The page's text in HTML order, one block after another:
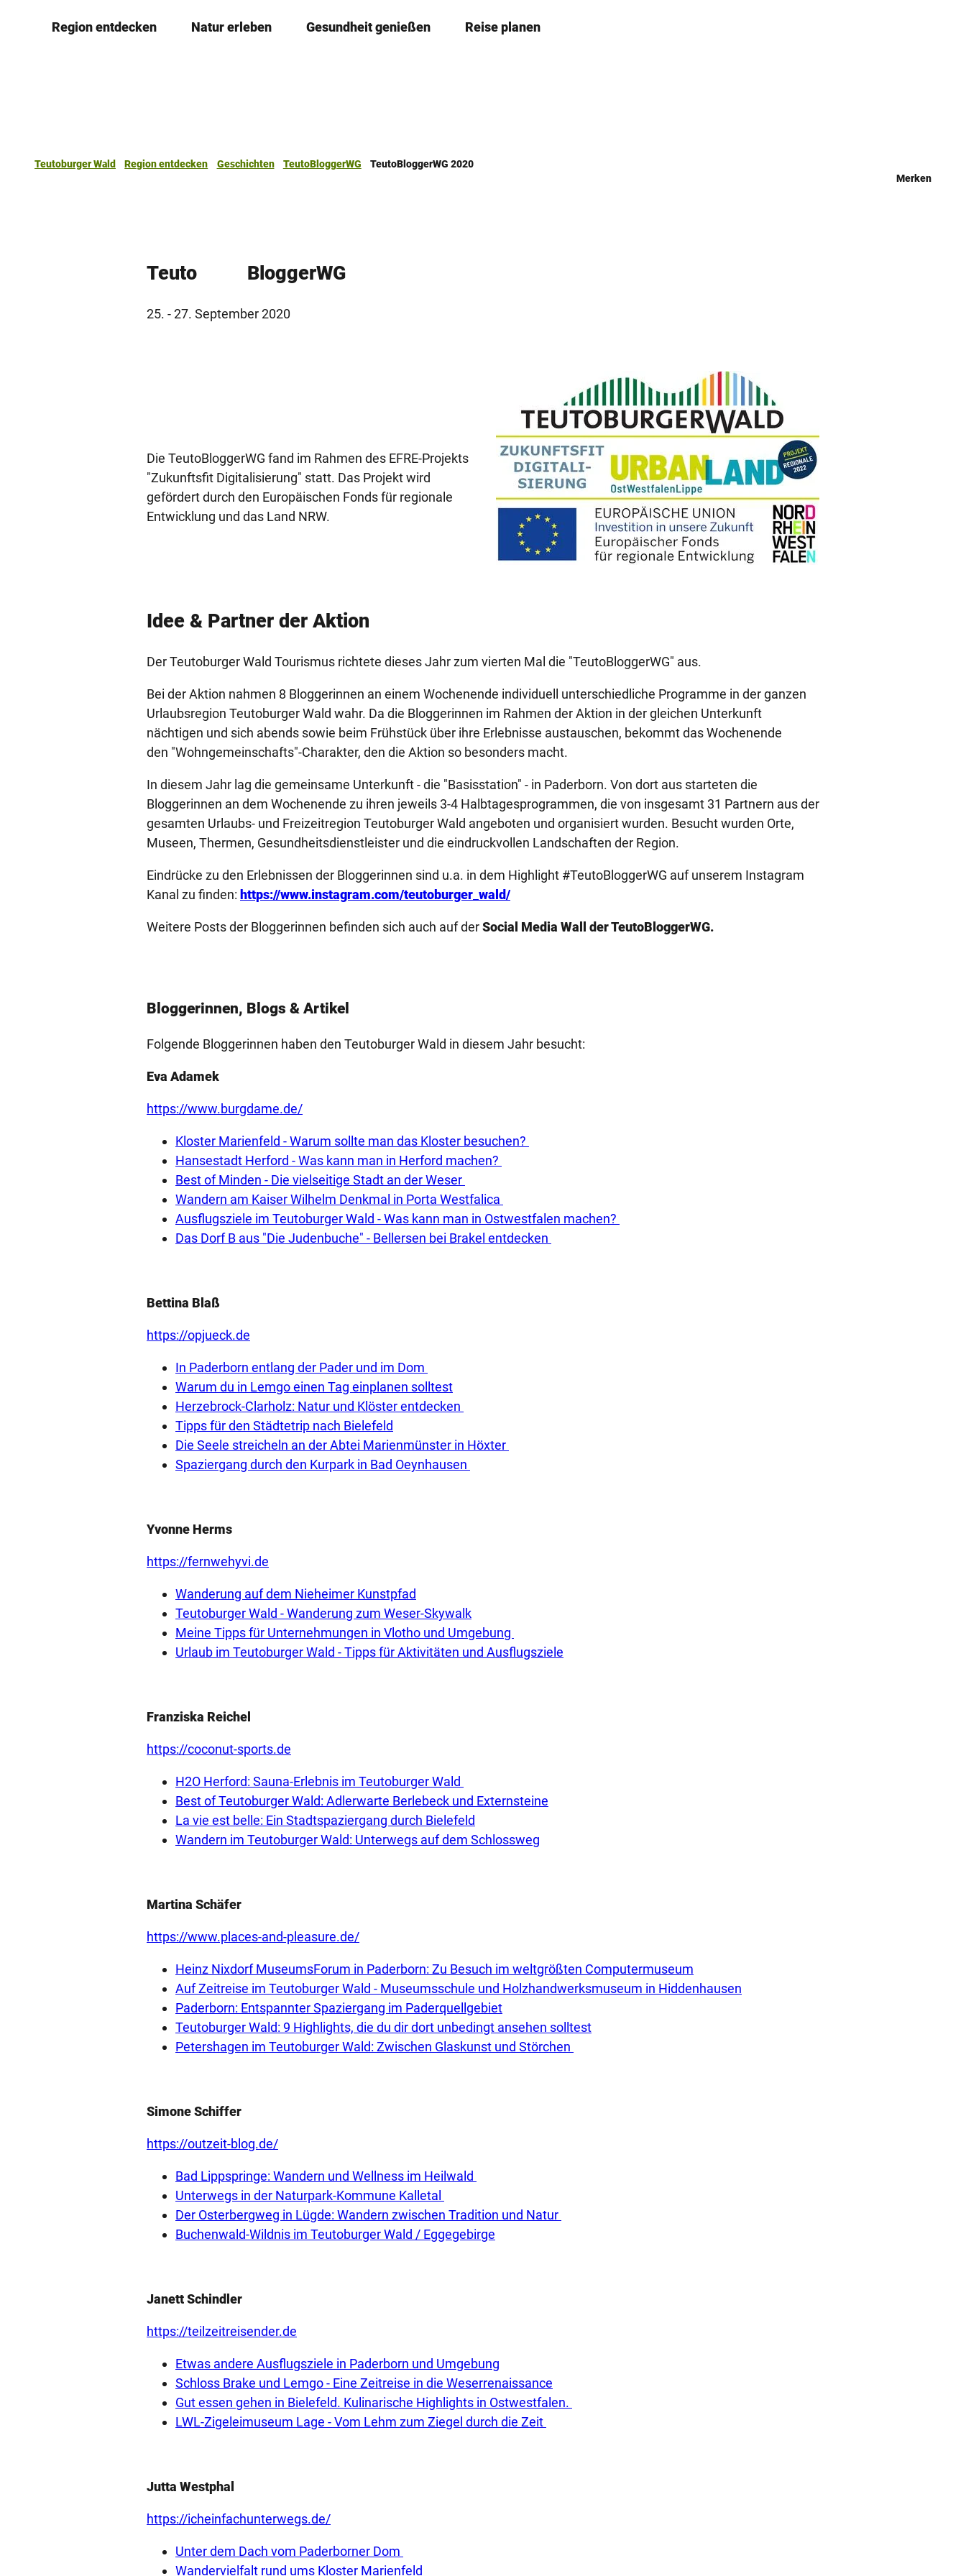
Region entdecken Natur erleben Gesundheit genießen Reise planen
Teutoburger Wald Region entdecken Geschichten TeutoBloggerWG
TeutoBloggerWG 2020
Merken
Teuto BloggerWG
25. - 27. September 2020
Die TeutoBloggerWG fand im Rahmen des EFRE-Projekts
"Zukunftsfit Digitalisierung" statt. Das Projekt wird
gefördert durch den Europäischen Fonds für regionale
Entwicklung und das Land NRW.
Idee & Partner der Aktion
Der Teutoburger Wald Tourismus richtete dieses Jahr zum vierten Mal die "TeutoBloggerWG" aus.
Bei der Aktion nahmen 8 Bloggerinnen an einem Wochenende individuell unterschiedliche Programme in der ganzen
Urlaubsregion Teutoburger Wald wahr. Da die Bloggerinnen im Rahmen der Aktion in der gleichen Unterkunft
nächtigen und sich abends sowie beim Frühstück über ihre Erlebnisse austauschen, bekommt das Wochenende
den "Wohngemeinschafts"-Charakter, den die Aktion so besonders macht.
In diesem Jahr lag die gemeinsame Unterkunft - die "Basisstation" - in Paderborn. Von dort aus starteten die
Bloggerinnen an dem Wochenende zu ihren jeweils 3-4 Halbtagesprogrammen, die von insgesamt 31 Partnern aus der
gesamten Urlaubs- und Freizeitregion Teutoburger Wald angeboten und organisiert wurden. Besucht wurden Orte,
Museen, Thermen, Gesundheitsdienstleister und die eindruckvollen Landschaften der Region.
Eindrücke zu den Erlebnissen der Bloggerinnen sind u.a. in dem Highlight #TeutoBloggerWG auf unserem Instagram
Kanal zu finden: https://www.instagram.com/teutoburger_wald/
Weitere Posts der Bloggerinnen befinden sich auch auf derSocial Media Wall der TeutoBloggerWG.
Bloggerinnen, Blogs & Artikel
Folgende Bloggerinnen haben den Teutoburger Wald in diesem Jahr besucht:
Eva Adamek
https://www.burgdame.de/
Kloster Marienfeld - Warum sollte man das Kloster besuchen?
Hansestadt Herford - Was kann man in Herford machen?
Best of Minden - Die vielseitige Stadt an der Weser
Wandern am Kaiser Wilhelm Denkmal in Porta Westfalica
Ausflugsziele im Teutoburger Wald - Was kann man in Ostwestfalen machen?
Das Dorf B aus "Die Judenbuche" - Bellersen bei Brakel entdecken
Bettina Blaß
https://opjueck.de
In Paderborn entlang der Pader und im Dom
Warum du in Lemgo einen Tag einplanen solltest
Herzebrock-Clarholz: Natur und Klöster entdecken
Tipps für den Städtetrip nach Bielefeld
Die Seele streicheln an der Abtei Marienmünster in Höxter
Spaziergang durch den Kurpark in Bad Oeynhausen
Yvonne Herms
https://fernwehyvi.de
Wanderung auf dem Nieheimer Kunstpfad
Teutoburger Wald - Wanderung zum Weser-Skywalk
Meine Tipps für Unternehmungen in Vlotho und Umgebung
Urlaub im Teutoburger Wald - Tipps für Aktivitäten und Ausflugsziele
Franziska Reichel
https://coconut-sports.de
H2O Herford: Sauna-Erlebnis im Teutoburger Wald
Best of Teutoburger Wald: Adlerwarte Berlebeck und Externsteine
La vie est belle: Ein Stadtspaziergang durch Bielefeld
Wandern im Teutoburger Wald: Unterwegs auf dem Schlossweg
Martina Schäfer
https://www.places-and-pleasure.de/
Heinz Nixdorf MuseumsForum in Paderborn: Zu Besuch im weltgrößten Computermuseum
Auf Zeitreise im Teutoburger Wald - Museumsschule und Holzhandwerksmuseum in Hiddenhausen
Paderborn: Entspannter Spaziergang im Paderquellgebiet
Teutoburger Wald: 9 Highlights, die du dir dort unbedingt ansehen solltest
Petershagen im Teutoburger Wald: Zwischen Glaskunst und Störchen
Simone Schiffer
https://outzeit-blog.de/
Bad Lippspringe: Wandern und Wellness im Heilwald
Unterwegs in der Naturpark-Kommune Kalletal
Der Osterbergweg in Lügde: Wandern zwischen Tradition und Natur
Buchenwald-Wildnis im Teutoburger Wald / Eggegebirge
Janett Schindler
https://teilzeitreisender.de
Etwas andere Ausflugsziele in Paderborn und Umgebung
Schloss Brake und Lemgo - Eine Zeitreise in die Weserrenaissance
Gut essen gehen in Bielefeld. Kulinarische Highlights in Ostwestfalen.
LWL-Zigeleimuseum Lage - Vom Lehm zum Ziegel durch die Zeit
Jutta Westphal
https://icheinfachunterwegs.de/
Unter dem Dach vom Paderborner Dom
Wandervielfalt rund ums Kloster Marienfeld